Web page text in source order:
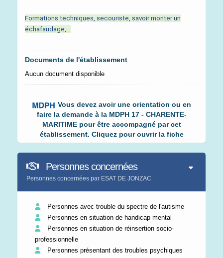
Formations techniques, secouriste, savoir monter un
échafaudage,…
Documents de l'établissement
Aucun document disponible
Vous devez avoir une orientation ou en
faire la demande à la MDPH 17 - CHARENTE-
MARITIME pour être accompagné par cet
établissement. Cliquez pour ouvrir la fiche
Personnes concernées
Personnes concernées par ESAT DE JONZAC
Personnes avec trouble du spectre de l'autisme
Personnes en situation de handicap mental
Personnes en situation de réinsertion socio-
professionnelle
Personnes présentant des troubles psychiques